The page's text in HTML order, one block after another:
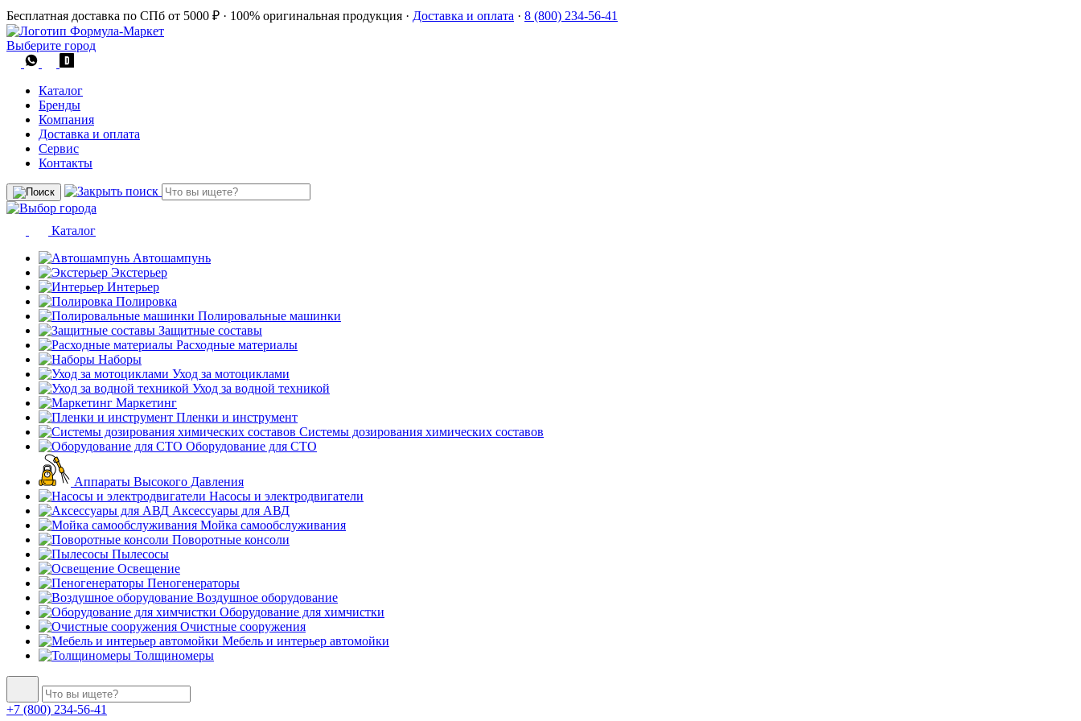
Бесплатная доставка по СПб от 5000 ₽ · 100% оригинальная продукция · Доставка и оплата · 8 (800) 234-56-41
Выберите город
Каталог
Бренды
Компания
Доставка и оплата
Сервис
Контакты
Каталог
Автошампунь
Экстерьер
Интерьер
Полировка
Полировальные машинки
Защитные составы
Расходные материалы
Наборы
Уход за мотоциклами
Уход за водной техникой
Маркетинг
Пленки и инструмент
Системы дозирования химических составов
Оборудование для СТО
Аппараты Высокого Давления
Насосы и электродвигатели
Аксессуары для АВД
Мойка самообслуживания
Поворотные консоли
Пылесосы
Освещение
Пеногенераторы
Воздушное оборудование
Оборудование для химчистки
Очистные сооружения
Мебель и интерьер автомойки
Толщиномеры
+7 (800) 234-56-41